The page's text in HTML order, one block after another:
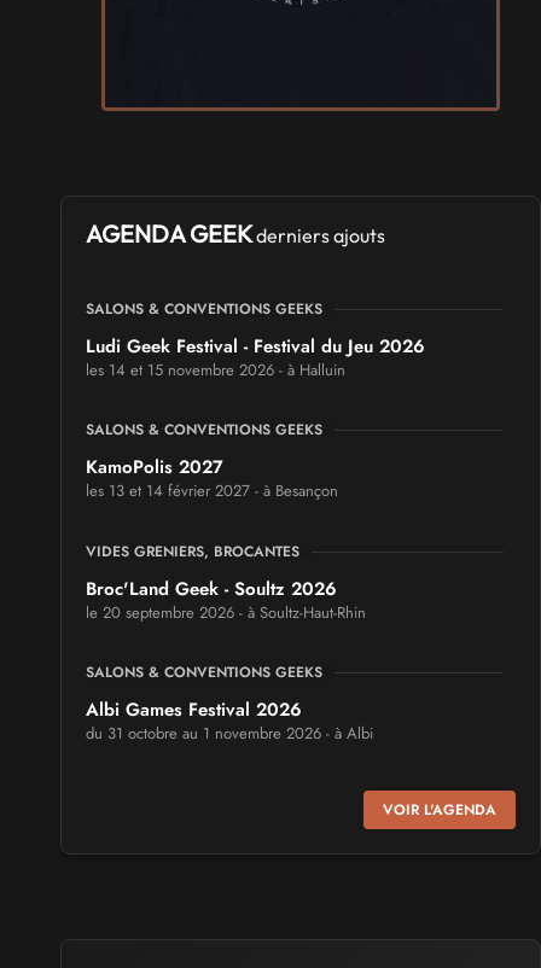
AGENDA GEEKderniers ajouts
SALONS & CONVENTIONS GEEKS
Ludi Geek Festival - Festival du Jeu 2026
les 14 et 15 novembre 2026 - à Halluin
SALONS & CONVENTIONS GEEKS
KamoPolis 2027
les 13 et 14 février 2027 - à Besançon
VIDES GRENIERS, BROCANTES
Broc'Land Geek - Soultz 2026
le 20 septembre 2026 - à Soultz-Haut-Rhin
SALONS & CONVENTIONS GEEKS
Albi Games Festival 2026
du 31 octobre au 1 novembre 2026 - à Albi
Virtual Calais - salon du jeu vidéo et des loisirs
numériques 2026
SALONS & CONVENTIONS GEEKS
VOIR L'AGENDA